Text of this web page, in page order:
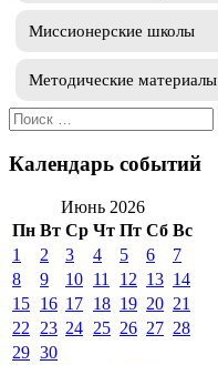
Миссионерские школы
Методические материалы
Искать:
Календарь событий
Июнь 2026
Пн Вт Ср Чт Пт Сб Вс
1 2 3 4 5 6
7
8
9 10 11 12 13 14
15 16 17 18 19 20 21
22
23 24 25 26 27 28
29 30